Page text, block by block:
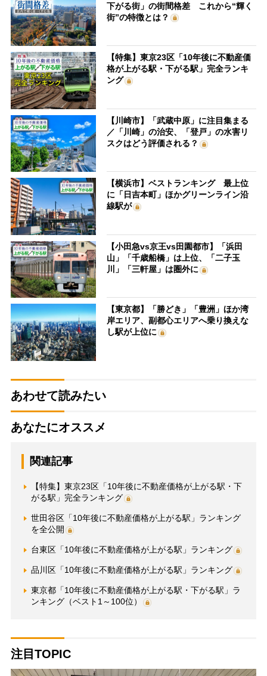
下がる街」の街間格差 これから“輝く
街”の特徴とは？
【特集】東京23区「10年後に不動産価
格が上がる駅・下がる駅」完全ランキ
ング
【川崎市】「武蔵中原」に注目集まる
／「川崎」の治安、「登戸」の水害リ
スクはどう評価される？
【横浜市】ベストランキング 最上位
に「日吉本町」ほかグリーンライン沿
線駅が
【小田急vs京王vs田園都市】「浜田
山」「千歳船橋」は上位、「二子玉
川」「三軒屋」は圏外に
【東京都】「勝どき」「豊洲」ほか湾
岸エリア、副都心エリアへ乗り換えな
し駅が上位に
あわせて読みたい
あなたにオススメ
関連記事
【特集】東京23区「10年後に不動産価格が上がる駅・下
がる駅」完全ランキング
世田谷区「10年後に不動産価格が上がる駅」ランキング
を全公開
台東区「10年後に不動産価格が上がる駅」ランキング
品川区「10年後に不動産価格が上がる駅」ランキング
東京都「10年後に不動産価格が上がる駅・下がる駅」ラ
ンキング（ベスト1～100位）
注目TOPIC